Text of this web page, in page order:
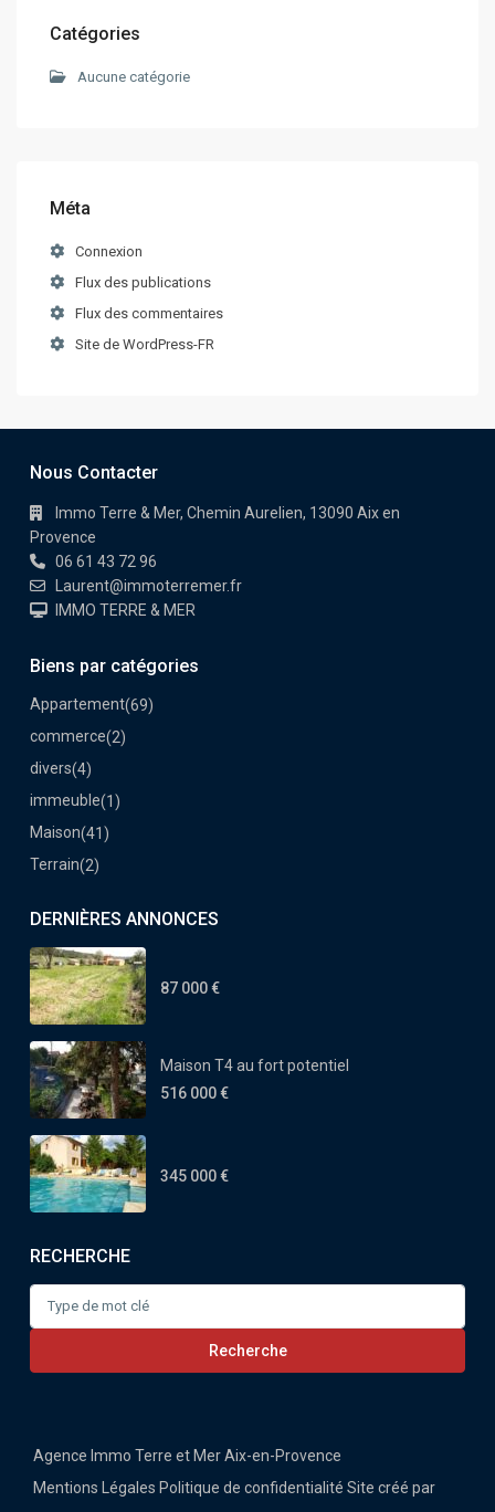
Catégories
Aucune catégorie
Méta
Connexion
Flux des publications
Flux des commentaires
Site de WordPress-FR
Nous Contacter
Immo Terre & Mer, Chemin Aurelien, 13090 Aix en
Provence
06 61 43 72 96
Laurent@immoterremer.fr
IMMO TERRE & MER
Biens par catégories
Appartement(69)
commerce(2)
divers(4)
immeuble(1)
Maison(41)
Terrain(2)
DERNIÈRES ANNONCES
87 000 €
Maison T4 au fort potentiel
516 000 €
345 000 €
RECHERCHE
for:
Recherche
Agence Immo Terre et Mer Aix-en-Provence
Mentions Légales Politique de confidentialité Site créé par